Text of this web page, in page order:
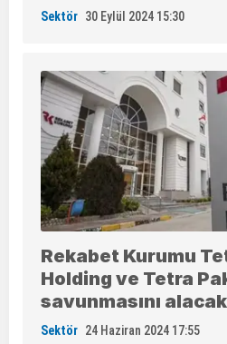
Sektör 30 Eylül 2024 15:30
Rekabet Kurumu
Holding ve Tetra
savunmasını alacak
Sektör 24 Haziran 2024 17:55